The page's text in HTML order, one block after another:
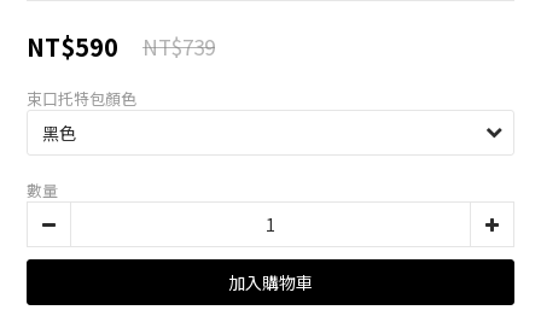
NT$590 NT$739
束口托特包顏色
數量
加入購物車